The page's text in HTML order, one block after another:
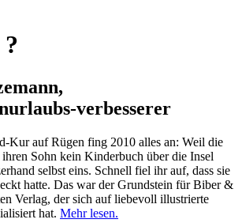
-verbesserer
Kur auf Rügen fing 2010 alles an: Weil die
Sohn kein Kinderbuch über die Insel
selbst eins. Schnell fiel ihr auf, dass sie
hatte. Das war der Grundstein für Biber &
Verlag, der sich auf liebevoll illustrierte
hat. Mehr lesen.